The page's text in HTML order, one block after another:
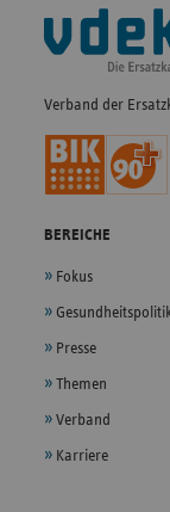
Fußleisten-
Navigation
Verband der
BEREICHE
Fokus
Presse
Themen
Verband
Karriere